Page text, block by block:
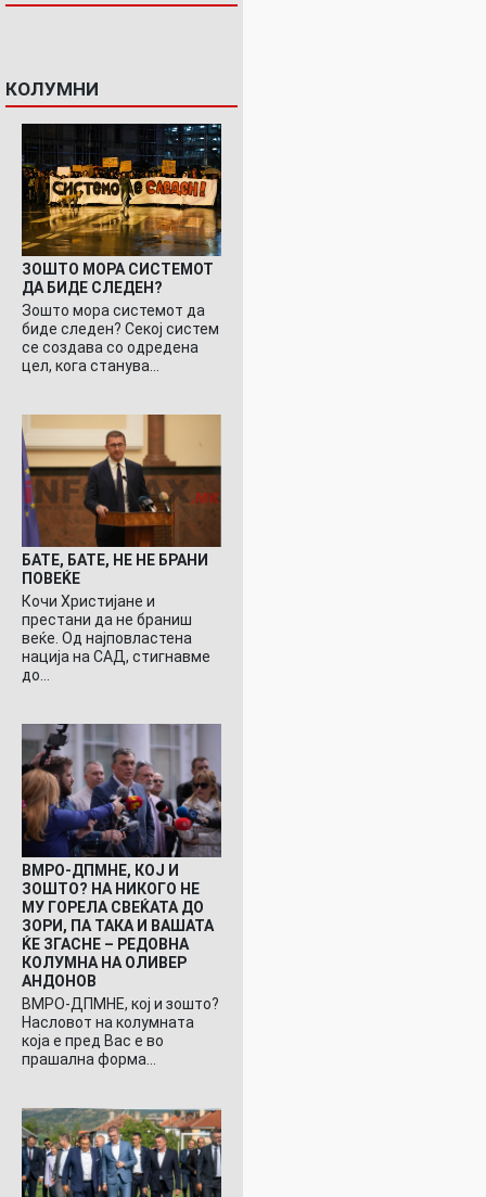
КОЛУМНИ
ЗОШТО МОРА СИСТЕМОТ
ДА БИДЕ СЛЕДЕН?
Зошто мора системот да
биде следен? Секој систем
се создава со одредена
цел, кога станува…
БАТЕ, БАТЕ, НЕ НЕ БРАНИ
ПОВЕЌЕ
Кочи Христијане и
престани да не браниш
веќе. Од најповластена
нација на САД, стигнавме
до…
ВМРО-ДПМНЕ, КОЈ И
ЗОШТО? НА НИКОГО НЕ
МУ ГОРЕЛА СВЕЌАТА ДО
ЗОРИ, ПА ТАКА И ВАШАТА
ЌЕ ЗГАСНЕ – РЕДОВНА
КОЛУМНА НА ОЛИВЕР
АНДОНОВ
ВМРО-ДПМНЕ, кој и зошто?
Насловот на колумната
која е пред Вас е во
прашална форма…